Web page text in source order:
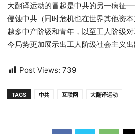
大翻译运动的冒起是中共的另一病征
侵蚀中共（同时危机也在世界其他资
越多中产阶级和青年，以至工人阶级
今局势更加展示出工人阶级社会主义出
Post Views: 739
TAGS 中共 互联网 大翻译运动